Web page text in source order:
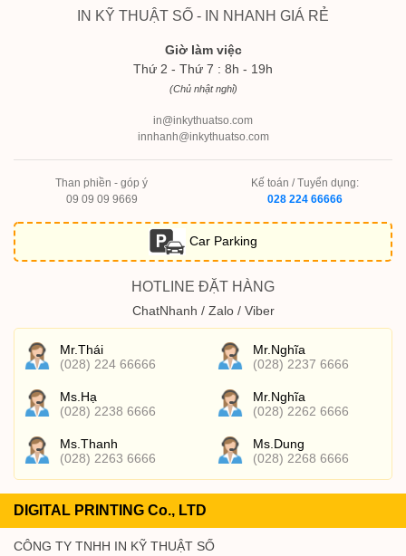
IN KỸ THUẬT SỐ - IN NHANH GIÁ RẺ
Giờ làm việc
Thứ 2 - Thứ 7 : 8h - 19h
(Chủ nhật nghỉ)
in@inkythuatso.com
innhanh@inkythuatso.com
Than phiền - góp ý
09 09 09 9669
Kế toán / Tuyển dụng:
028 224 66666
Car Parking
HOTLINE ĐẶT HÀNG
ChatNhanh / Zalo / Viber
Mr.Thái
(028) 224 66666
Mr.Nghĩa
(028) 2237 6666
Ms.Hạ
(028) 2238 6666
Mr.Nghĩa
(028) 2262 6666
Ms.Thanh
(028) 2263 6666
Ms.Dung
(028) 2268 6666
DIGITAL PRINTING Co., LTD
CÔNG TY TNHH IN KỸ THUẬT SỐ